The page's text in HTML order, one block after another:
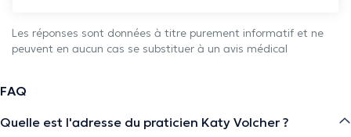
Les réponses sont données à titre purement informatif et ne
peuvent en aucun cas se substituer à un avis médical
FAQ
Quelle est l'adresse du praticien Katy Volcher ?